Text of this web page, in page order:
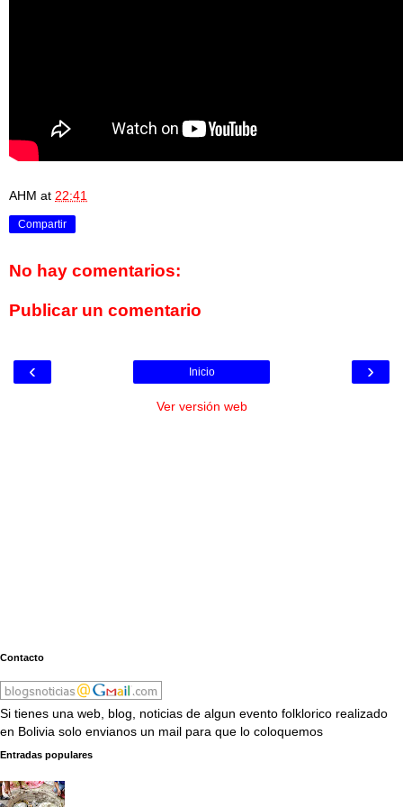
AHM at 22:41
Compartir
No hay comentarios:
Publicar un comentario
‹ ›
Inicio
Ver versión web
Contacto
Si tienes una web, blog, noticias de algun evento folklorico realizado
en Bolivia solo envianos un mail para que lo coloquemos
Entradas populares